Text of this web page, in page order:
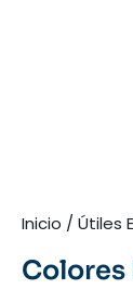
Inicio / Útiles
Colores